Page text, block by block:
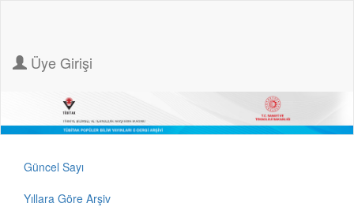
Üye Girişi
Güncel Sayı
Yıllara Göre Arşiv